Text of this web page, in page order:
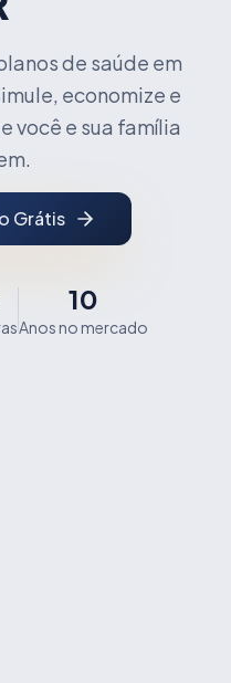
de saúde em
economize e
você e sua família
Grátis
10
Anos no mercado